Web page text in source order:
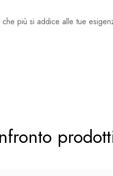
più si addice alle tue